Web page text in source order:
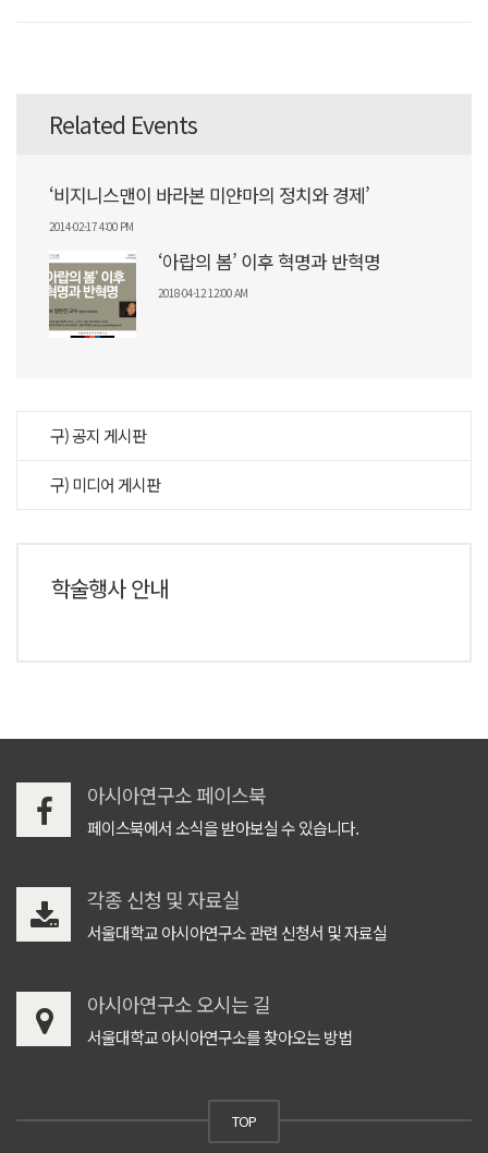
Related Events
‘비지니스맨이 바라본 미얀마의 정치와 경제’
2014-02-17 4:00 PM
‘아랍의 봄’ 이후 혁명과 반혁명
2018-04-12 12:00 AM
구) 공지 게시판
구) 미디어 게시판
학술행사 안내
아시아연구소 페이스북
페이스북에서 소식을 받아보실 수 있습니다.
각종 신청 및 자료실
서울대학교 아시아연구소 관련 신청서 및 자료실
아시아연구소 오시는 길
서울대학교 아시아연구소를 찾아오는 방법
TOP